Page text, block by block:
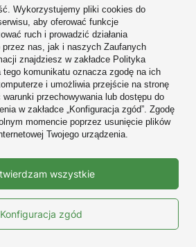
456 455 240
Napisz do nas
Kondensator elektrolityczny 47uF
2,30 zł / 10 szt.
Wykorzystujemy pliki cookies do
aby oferować funkcje
ruch i prowadzić działania
przez nas, jak i naszych Zaufanych
znajdziesz w zakładce Polityka
komunikatu oznacza zgodę na ich
i umożliwia przejście na stronę
przechowywania lub dostępu do
w zakładce „Konfiguracja zgód”. Zgodę
momencie poprzez usunięcie plików
Twojego urządzenia.
Konfiguracja zgód
wszystkie